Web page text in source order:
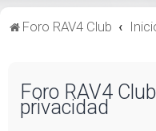
Foro RAV4 Club
Foro RAV4
privacidad